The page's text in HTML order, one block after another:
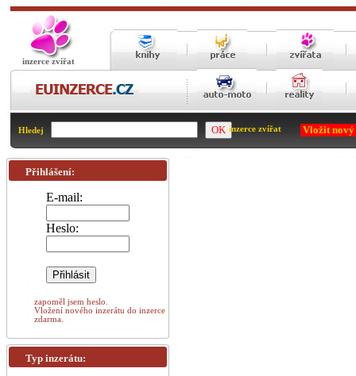
inzerce zvířat
Hledej inzerce zvířat Vložit
Přihlášení:
E-mail:
Heslo:
zapoměl jsem heslo.
Vložení nového inzerátu do inzerce
zdarma.
Typ inzerátu: